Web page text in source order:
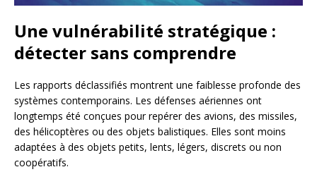
Une vulnérabilité stratégique :
détecter sans comprendre
Les rapports déclassifiés montrent une faiblesse profonde des
systèmes contemporains. Les défenses aériennes ont
longtemps été conçues pour repérer des avions, des missiles,
des hélicoptères ou des objets balistiques. Elles sont moins
adaptées à des objets petits, lents, légers, discrets ou non
coopératifs.